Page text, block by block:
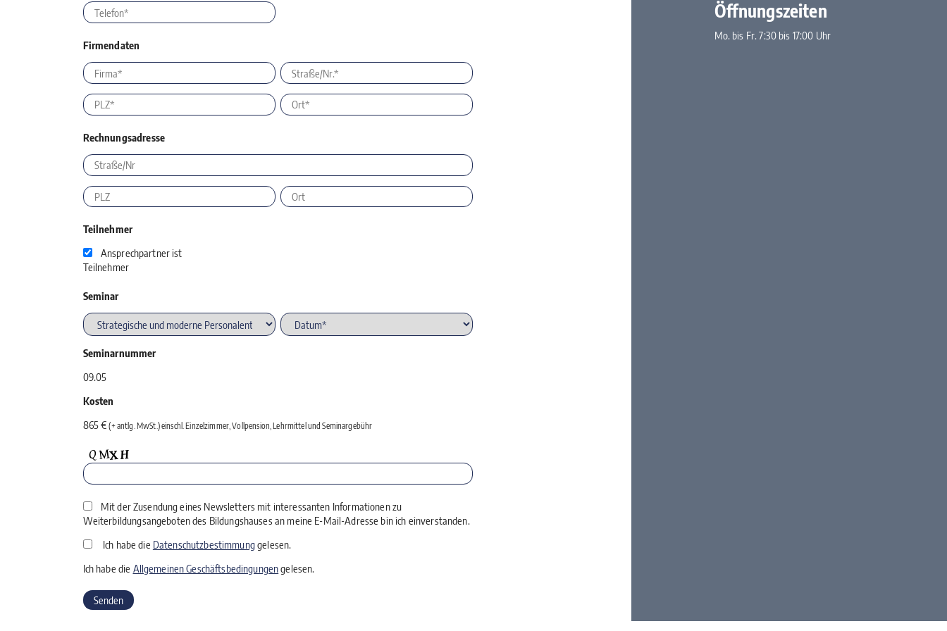
Firmendaten
Rechnungsadresse
Teilnehmer
Ansprechpartner ist
Teilnehmer
Seminar
Seminarnummer
09.05
Kosten
865 € (+ antlg. MwSt.) einschl. Einzelzimmer, Vollpension, Lehrmittel und Seminargebühr
Mit der Zusendung eines Newsletters mit interessanten Informationen zu
Weiterbildungsangeboten des Bildungshauses an meine E-Mail-Adresse bin ich einverstanden.
Ich habe die Datenschutzbestimmunggelesen.
Ich habe die Allgemeinen Geschäftsbedingungengelesen.
Öffnungszeiten
Mo. bis Fr. 7:30 bis 17:00 Uhr